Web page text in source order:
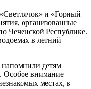
и «Горный
организованные
Чеченской Республике.
в летний
детям
Особое внимание
местах, в